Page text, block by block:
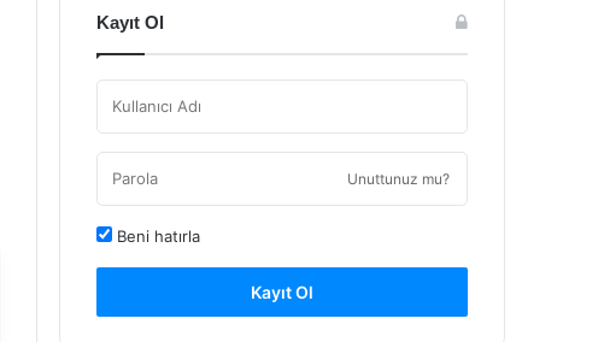
Kayıt Ol
Unuttunuz mu?
Beni hatırla
Kayıt Ol